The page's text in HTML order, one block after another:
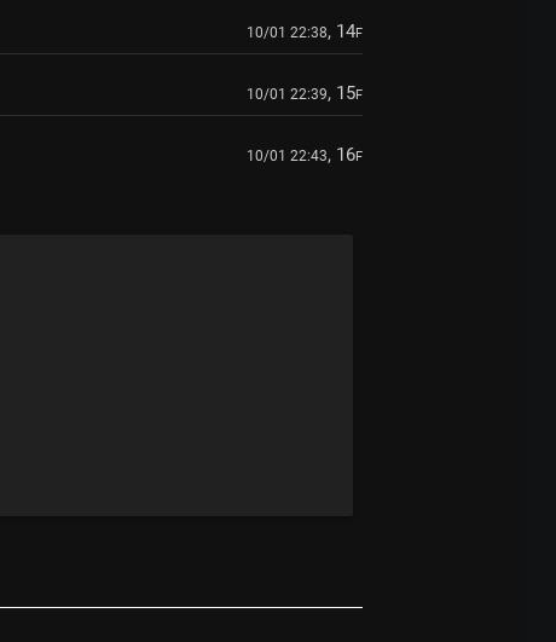
10/01 22:38, 14F
10/01 22:39, 15F
10/01 22:43, 16F